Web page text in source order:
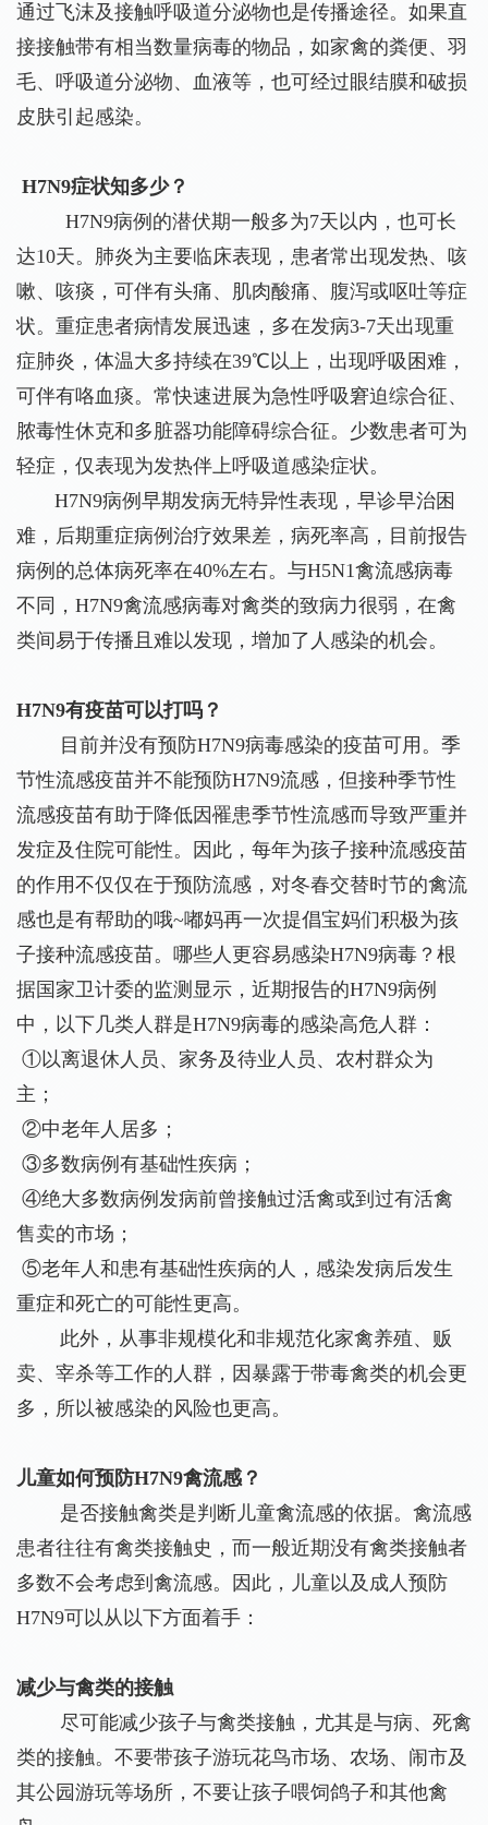
通过飞沫及接触呼吸道分泌物也是传播途径。如果直
接接触带有相当数量病毒的物品，如家禽的粪便、羽
毛、呼吸道分泌物、血液等，也可经过眼结膜和破损
皮肤引起感染。
H7N9症状知多少？
H7N9病例的潜伏期一般多为7天以内，也可长
达10天。肺炎为主要临床表现，患者常出现发热、咳
嗽、咳痰，可伴有头痛、肌肉酸痛、腹泻或呕吐等症
状。重症患者病情发展迅速，多在发病3-7天出现重
症肺炎，体温大多持续在39℃以上，出现呼吸困难，
可伴有咯血痰。常快速进展为急性呼吸窘迫综合征、
脓毒性休克和多脏器功能障碍综合征。少数患者可为
轻症，仅表现为发热伴上呼吸道感染症状。
H7N9病例早期发病无特异性表现，早诊早治困
难，后期重症病例治疗效果差，病死率高，目前报告
病例的总体病死率在40%左右。与H5N1禽流感病毒
不同，H7N9禽流感病毒对禽类的致病力很弱，在禽
类间易于传播且难以发现，增加了人感染的机会。
H7N9有疫苗可以打吗？
目前并没有预防H7N9病毒感染的疫苗可用。季
节性流感疫苗并不能预防H7N9流感，但接种季节性
流感疫苗有助于降低因罹患季节性流感而导致严重并
发症及住院可能性。因此，每年为孩子接种流感疫苗
的作用不仅仅在于预防流感，对冬春交替时节的禽流
感也是有帮助的哦~嘟妈再一次提倡宝妈们积极为孩
子接种流感疫苗。哪些人更容易感染H7N9病毒？根
据国家卫计委的监测显示，近期报告的H7N9病例
中，以下几类人群是H7N9病毒的感染高危人群：
①以离退休人员、家务及待业人员、农村群众为
主；
②中老年人居多；
③多数病例有基础性疾病；
④绝大多数病例发病前曾接触过活禽或到过有活禽
售卖的市场；
⑤老年人和患有基础性疾病的人，感染发病后发生
重症和死亡的可能性更高。
此外，从事非规模化和非规范化家禽养殖、贩
卖、宰杀等工作的人群，因暴露于带毒禽类的机会更
多，所以被感染的风险也更高。
儿童如何预防H7N9禽流感？
是否接触禽类是判断儿童禽流感的依据。禽流感
患者往往有禽类接触史，而一般近期没有禽类接触者
多数不会考虑到禽流感。因此，儿童以及成人预防
H7N9可以从以下方面着手：
减少与禽类的接触
尽可能减少孩子与禽类接触，尤其是与病、死禽
类的接触。不要带孩子游玩花鸟市场、农场、闹市及
其公园游玩等场所，不要让孩子喂饲鸽子和其他禽